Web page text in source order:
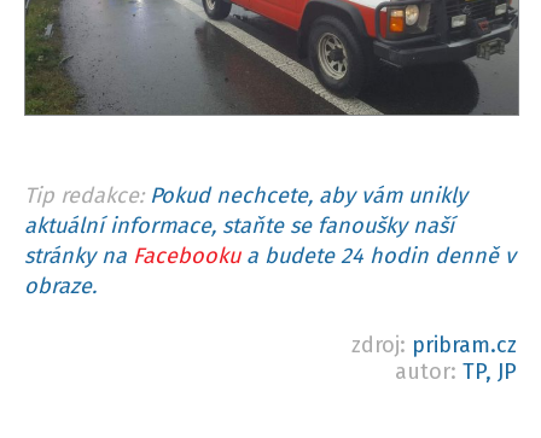
Tip redakce: Pokud nechcete, aby vám unikly
aktuální informace, staňte se fanoušky naší
stránky na Facebookua budete 24 hodin denně v
obraze.
zdroj: pribram.cz
autor: TP, JP